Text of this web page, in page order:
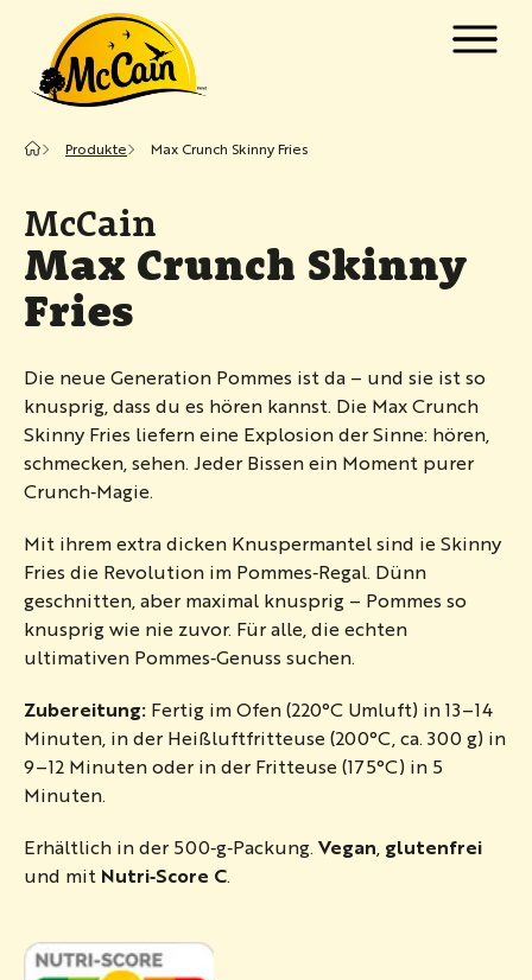
Zum Hauptinhalt springen
submenu for "Produkte"
Produkte Max Crunch Skinny Fries
McCain
Max Crunch Skinny
Fries
Die neue Generation Pommes ist da – und sie ist so
knusprig, dass du es hören kannst. Die Max Crunch
Skinny Fries liefern eine Explosion der Sinne: hören,
schmecken, sehen. Jeder Bissen ein Moment purer
Crunch‑Magie.​
Mit ihrem extra dicken Knuspermantel sind ie Skinny
Fries die Revolution im Pommes‑Regal. Dünn
geschnitten, aber maximal knusprig – Pommes so
knusprig wie nie zuvor. Für alle, die echten
ultimativen Pommes‑Genuss suchen.​
Zubereitung: Fertig im Ofen (220°C Umluft) in 13–14
Minuten, in der Heißluftfritteuse (200°C, ca. 300 g) in
9–12 Minuten oder in der Fritteuse (175°C) in 5
Minuten.​
Erhältlich in der 500‑g‑Packung. Vegan glutenfrei
und mit Nutri‑Score C.​